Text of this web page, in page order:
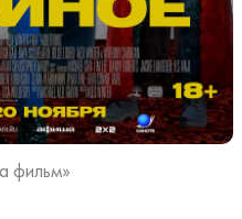
фильм»